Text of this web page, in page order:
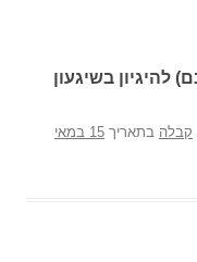
להיגיון בשיגעון
קבלה בתאריך
15 במאי